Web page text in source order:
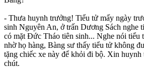
- Thưa huynh trưởng! Tiểu tử mấy ngày
sinh Nguyên An, ở trấn Dương Sách nghe
có mặt Đức Tháo tiên sinh... Nghe nói
nhờ họ hàng, Bàng sư thấy tiểu tử không
tặng chiếc xe này để khỏi đi bộ. Xin
chút.